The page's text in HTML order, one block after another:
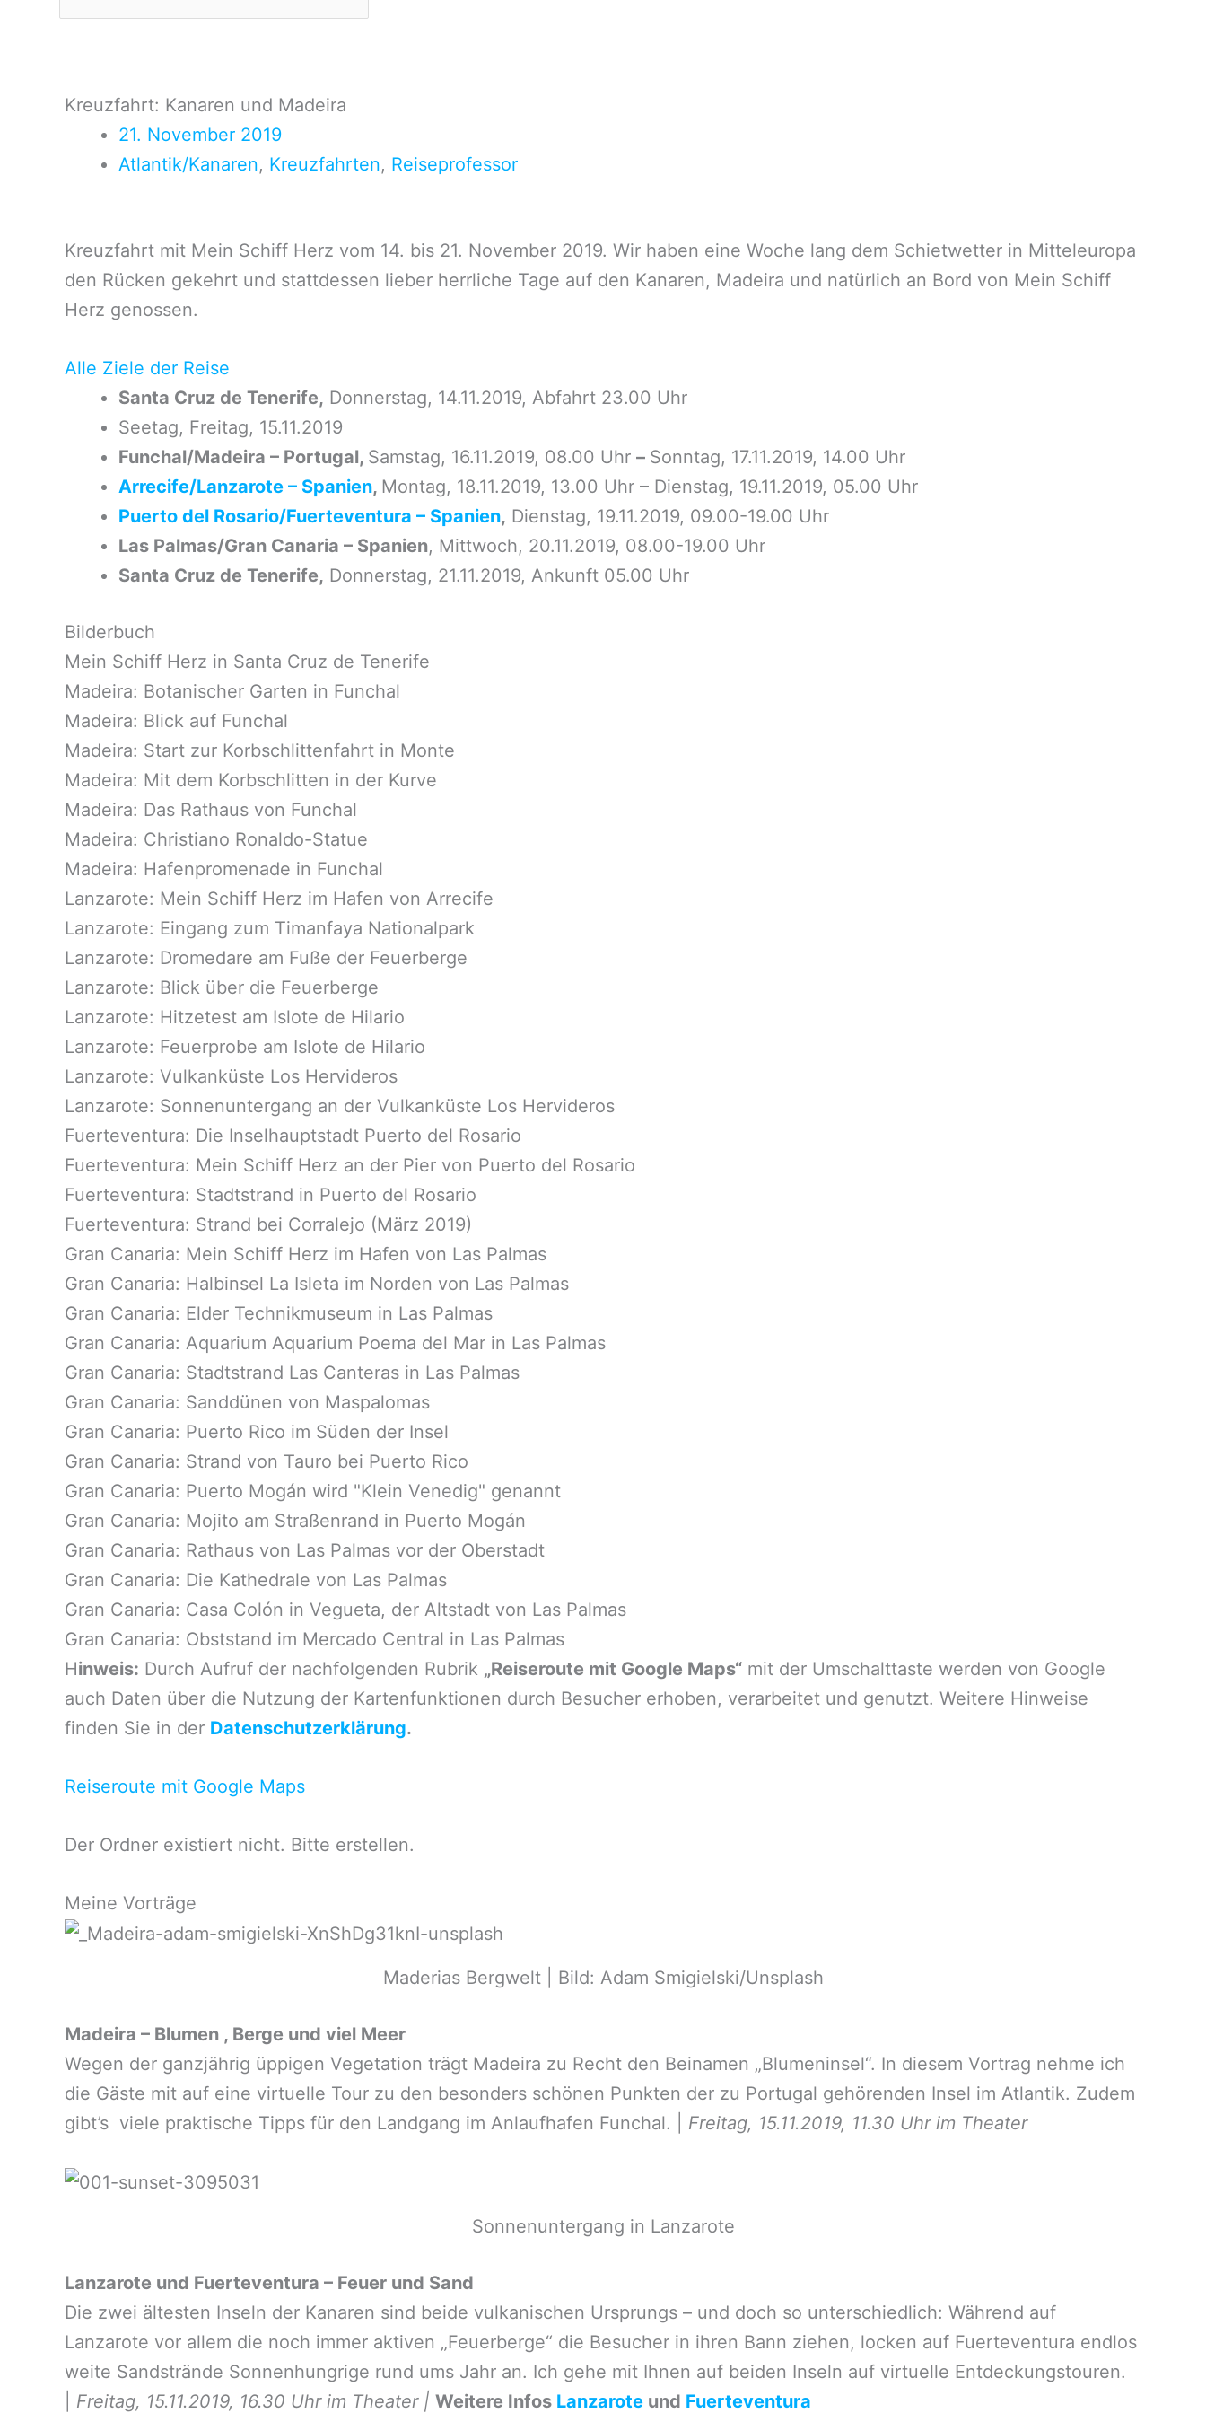
Kreuzfahrt: Kanaren und Madeira
21. November 2019
Atlantik/Kanaren, Kreuzfahrten, Reiseprofessor
Kreuzfahrt mit Mein Schiff Herz vom 14. bis 21. November 2019. Wir haben eine Woche lang dem Schietwetter in Mitteleuropa
den Rücken gekehrt und stattdessen lieber herrliche Tage auf den Kanaren, Madeira und natürlich an Bord von Mein Schiff
Herz genossen.
Alle Ziele der Reise
Santa Cruz de Tenerife, Donnerstag, 14.11.2019, Abfahrt 23.00 Uhr
Seetag, Freitag, 15.11.2019
Funchal/Madeira – Portugal, Samstag, 16.11.2019, 08.00 Uhr – Sonntag, 17.11.2019, 14.00 Uhr
Arrecife/Lanzarote – Spanien, Montag, 18.11.2019, 13.00 Uhr – Dienstag, 19.11.2019, 05.00 Uhr
Puerto del Rosario/Fuerteventura – Spanien, Dienstag, 19.11.2019, 09.00-19.00 Uhr
Las Palmas/Gran Canaria – Spanien, Mittwoch, 20.11.2019, 08.00-19.00 Uhr
Santa Cruz de Tenerife, Donnerstag, 21.11.2019, Ankunft 05.00 Uhr
Bilderbuch
Mein Schiff Herz in Santa Cruz de Tenerife
Madeira: Botanischer Garten in Funchal
Madeira: Blick auf Funchal
Madeira: Start zur Korbschlittenfahrt in Monte
Madeira: Mit dem Korbschlitten in der Kurve
Madeira: Das Rathaus von Funchal
Madeira: Christiano Ronaldo-Statue
Madeira: Hafenpromenade in Funchal
Lanzarote: Mein Schiff Herz im Hafen von Arrecife
Lanzarote: Eingang zum Timanfaya Nationalpark
Lanzarote: Dromedare am Fuße der Feuerberge
Lanzarote: Blick über die Feuerberge
Lanzarote: Hitzetest am Islote de Hilario
Lanzarote: Feuerprobe am Islote de Hilario
Lanzarote: Vulkanküste Los Hervideros
Lanzarote: Sonnenuntergang an der Vulkanküste Los Hervideros
Fuerteventura: Die Inselhauptstadt Puerto del Rosario
Fuerteventura: Mein Schiff Herz an der Pier von Puerto del Rosario
Fuerteventura: Stadtstrand in Puerto del Rosario
Fuerteventura: Strand bei Corralejo (März 2019)
Gran Canaria: Mein Schiff Herz im Hafen von Las Palmas
Gran Canaria: Halbinsel La Isleta im Norden von Las Palmas
Gran Canaria: Elder Technikmuseum in Las Palmas
Gran Canaria: Aquarium Aquarium Poema del Mar in Las Palmas
Gran Canaria: Stadtstrand Las Canteras in Las Palmas
Gran Canaria: Sanddünen von Maspalomas
Gran Canaria: Puerto Rico im Süden der Insel
Gran Canaria: Strand von Tauro bei Puerto Rico
Gran Canaria: Puerto Mogán wird "Klein Venedig" genannt
Gran Canaria: Mojito am Straßenrand in Puerto Mogán
Gran Canaria: Rathaus von Las Palmas vor der Oberstadt
Gran Canaria: Die Kathedrale von Las Palmas
Gran Canaria: Casa Colón in Vegueta, der Altstadt von Las Palmas
Gran Canaria: Obststand im Mercado Central in Las Palmas
Hinweis: Durch Aufruf der nachfolgenden Rubrik „Reiseroute mit Google Maps“ mit der Umschalttaste werden von Google
auch Daten über die Nutzung der Kartenfunktionen durch Besucher erhoben, verarbeitet und genutzt. Weitere Hinweise
finden Sie in der Datenschutzerklärung.
Reiseroute mit Google Maps
Der Ordner existiert nicht. Bitte erstellen.
Meine Vorträge
Maderias Bergwelt | Bild: Adam Smigielski/Unsplash
Madeira – Blumen , Berge und viel Meer
Wegen der ganzjährig üppigen Vegetation trägt Madeira zu Recht den Beinamen „Blumeninsel“. In diesem Vortrag nehme ich
die Gäste mit auf eine virtuelle Tour zu den besonders schönen Punkten der zu Portugal gehörenden Insel im Atlantik. Zudem
gibt’s viele praktische Tipps für den Landgang im Anlaufhafen Funchal. | Freitag, 15.11.2019, 11.30 Uhr im Theater
Sonnenuntergang in Lanzarote
Lanzarote und Fuerteventura – Feuer und Sand
Die zwei ältesten Inseln der Kanaren sind beide vulkanischen Ursprungs – und doch so unterschiedlich: Während auf
Lanzarote vor allem die noch immer aktiven „Feuerberge“ die Besucher in ihren Bann ziehen, locken auf Fuerteventura endlos
weite Sandstrände Sonnenhungrige rund ums Jahr an. Ich gehe mit Ihnen auf beiden Inseln auf virtuelle Entdeckungstouren.
Freitag, 15.11.2019, 16.30 Uhr im Theater | Weitere Infos Lanzarote und Fuerteventura